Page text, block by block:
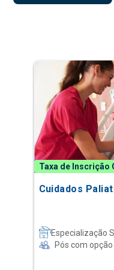
Taxa de Inscrição
Cuidados
Especialização
Pós com